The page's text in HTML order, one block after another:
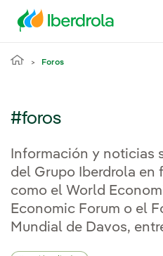
Foros
#foros
Información y noticias
del Grupo Iberdrola en
como el World
Economic Forum o el
Mundial de Davos,